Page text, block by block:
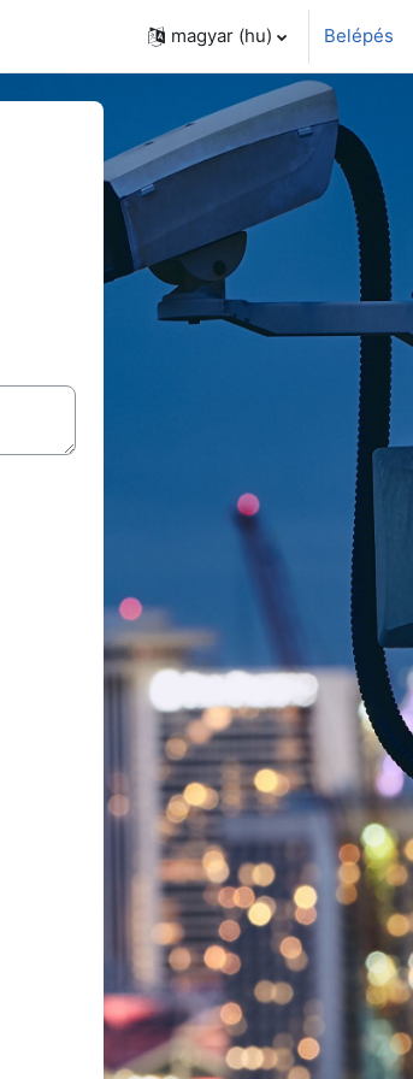
magyar ‎(hu)‎ Belépés